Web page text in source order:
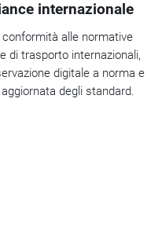
internazionale
alle normative
di trasporto internazionali,
digitale a norma e
degli standard.